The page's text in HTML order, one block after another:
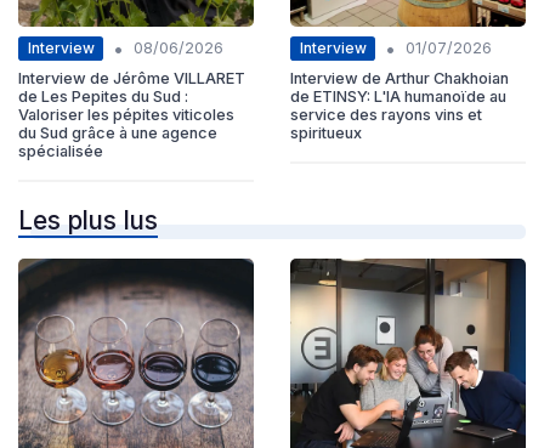
Interview •
08/06/2026
Interview de Jérôme VILLARET
de Les Pepites du Sud :
Valoriser les pépites viticoles
du Sud grâce à une agence
spécialisée
Interview •
01/07/2026
Interview de Arthur Chakhoian
de ETINSY: L'IA humanoïde au
service des rayons vins et
spiritueux
Les plus lus